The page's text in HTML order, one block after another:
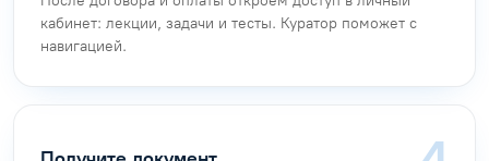
кабинет: лекции, задачи и тесты. Куратор поможет с
навигацией.